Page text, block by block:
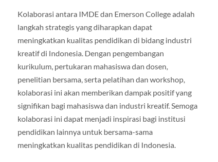
Kolaborasi antara IMDE dan Emerson College adalah
langkah strategis yang diharapkan dapat
meningkatkan kualitas pendidikan di bidang industri
kreatif di Indonesia. Dengan pengembangan
kurikulum, pertukaran mahasiswa dan dosen,
penelitian bersama, serta pelatihan dan workshop,
kolaborasi ini akan memberikan dampak positif yang
signifikan bagi mahasiswa dan industri kreatif. Semoga
kolaborasi ini dapat menjadi inspirasi bagi institusi
pendidikan lainnya untuk bersama-sama
meningkatkan kualitas pendidikan di Indonesia.